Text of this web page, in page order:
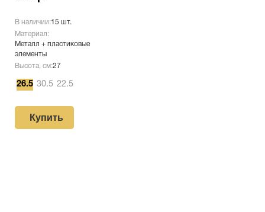
В наличии:15 шт.
Материал:
Металл + пластиковые
элементы
Высота, см:27
26.5 30.5 22.5
Купить